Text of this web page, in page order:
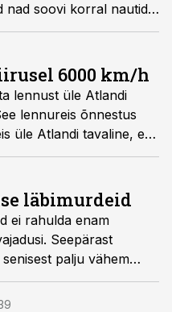
nad soovi korral nautida
6000 km/h
lennust üle Atlandi
lennureis õnnestus
üle Atlandi tavaline, ent
lendama viiekordse
kümme tiiru peale,
läbimurdeid
ei rahulda enam
Seepärast
palju vähem
ja ruumikamad